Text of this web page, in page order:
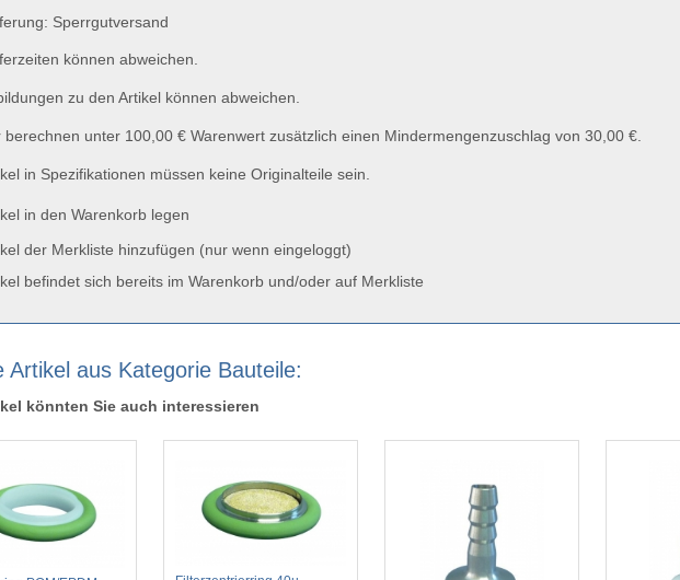
Sperrgutversand
können abweichen.
zu den Artikel können abweichen.
berechnen unter 100,00 € Warenwert zusätzlich einen Mindermengenzuschlag von 30,00 €.
in Spezifikationen müssen keine Originalteile sein.
in den Warenkorb legen
der Merkliste hinzufügen (nur wenn eingeloggt)
befindet sich bereits im Warenkorb und/oder auf Merkliste
Artikel aus Kategorie Bauteile:
könnten Sie auch interessieren